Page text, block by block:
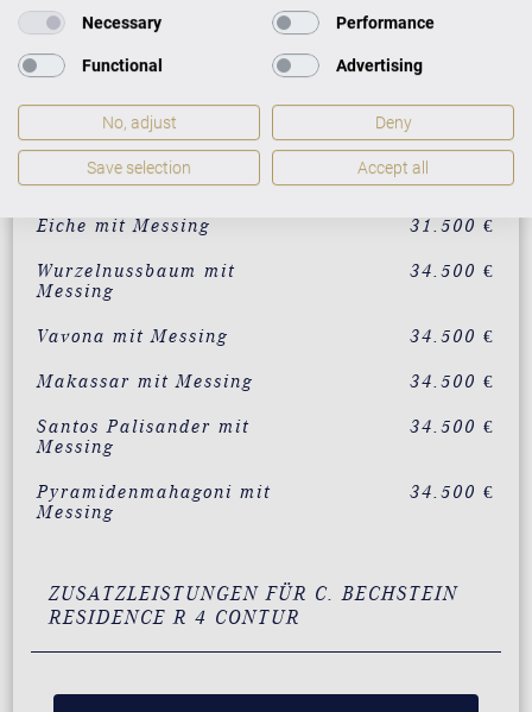
individualisierbar in 200
34.500 €
Mahagoni mit Messing 31.500 €
Nussbaum mit Messing 31.500 €
Eiche mit Messing 31.500 €
Wurzelnussbaum mit
Messing
34.500 €
Vavona mit Messing 34.500 €
Makassar mit Messing 34.500 €
Santos Palisander mit
Messing
34.500 €
Pyramidenmahagoni mit
Messing
34.500 €
ZUSATZLEISTUNGEN FÜR C. BECHSTEIN
RESIDENCE R 4 CONTUR
Necessary Performance
Functional Advertising
No, adjust Deny
Save selection Accept all